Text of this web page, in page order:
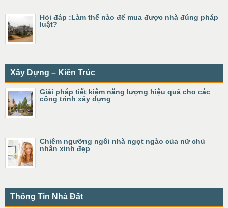
Hỏi đáp :Làm thế nào để mua được nhà đúng pháp
luật?
Xây Dựng – Kiến Trúc
Giải pháp tiết kiệm năng lượng hiệu quả cho các
công trình xây dựng
Chiêm ngưỡng ngôi nhà ngọt ngào của nữ chủ
nhân xinh đẹp
Thông Tin Nhà Đất